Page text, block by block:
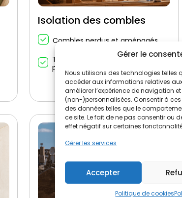
Gérer le
Nous utilisons des technologies telles
accéder aux informations relatives
améliorer l’expérience de navigation
(non-)personnalisées. Consentir à
des données telles que le
ce site. Le fait de ne pas consentir ou
effet négatif sur certaines
Gérer les services
Accepter
Politique de cookies
Isolation des combles
Combles perdus et aménagés
Technique soufflage et
panneaux